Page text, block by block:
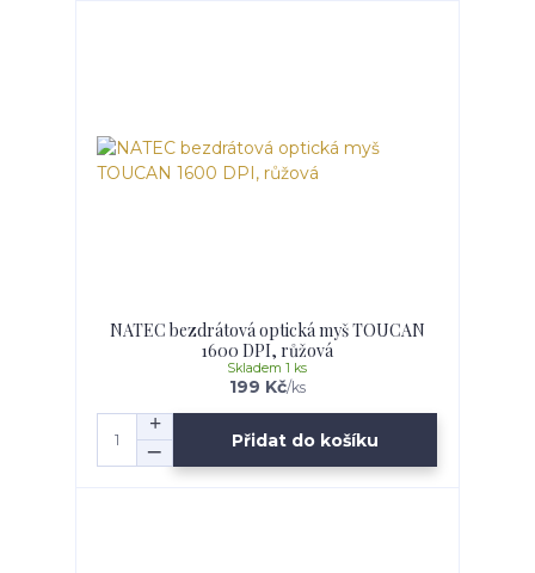
NATEC bezdrátová optická myš TOUCAN
1600 DPI, růžová
199 Kč/ks
Skladem 1 ks
Přidat do košíku